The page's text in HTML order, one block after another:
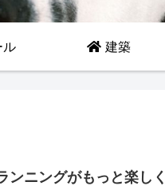
建築
ンニングがもっと楽し